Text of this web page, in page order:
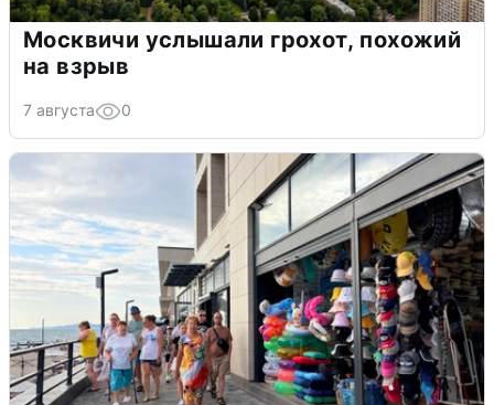
Москвичи услышали грохот, похожий
на взрыв
7 августа 0